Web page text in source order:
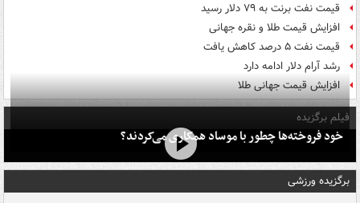
قیمت نفت برنت به ۷۹ دلار رسید
افزایش قیمت طلا و نقره جهانی
قیمت نفت ۵ درصد کاهش یافت
رشد آرام دلار ادامه دارد
افزایش قیمت جهانی طلا
فیلم برگزیده
خود فروخته‌ها چطور با موساد همکاری می‌کردند؟
برگزیده ورزشی